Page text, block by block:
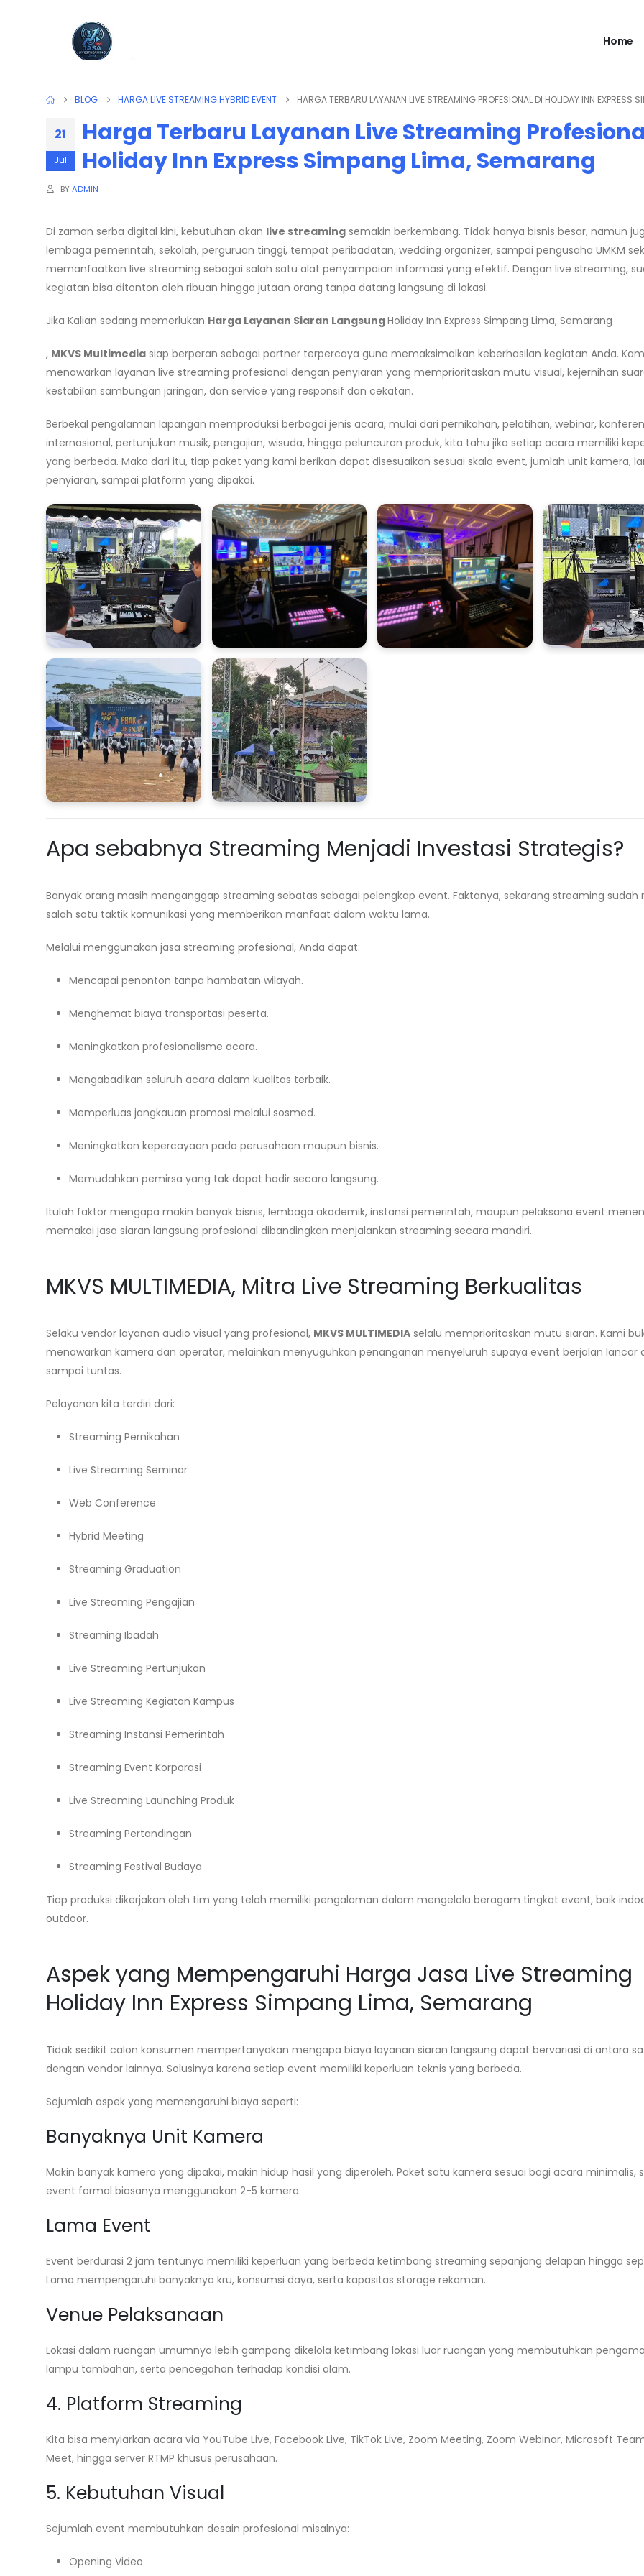
Home
BLOG HARGA LIVE STREAMING HYBRID EVENT HARGA TERBARU LAYANAN LIVE STREAMING PROFESIONAL DI HOLIDAY INN EXPRESS
21
Jul
Harga Terbaru Layanan Live Streaming
Holiday Inn Express Simpang Lima, Semarang
BYADMIN
Di zaman serba digital kini, kebutuhan akan live streaming semakin berkembang. Tidak hanya bisnis besar, namun
lembaga pemerintah, sekolah, perguruan tinggi, tempat peribadatan, wedding organizer, sampai pengusaha UMKM
memanfaatkan live streaming sebagai salah satu alat penyampaian informasi yang efektif. Dengan live streaming,
kegiatan bisa ditonton oleh ribuan hingga jutaan orang tanpa datang langsung di lokasi.
Jika Kalian sedang memerlukan Harga Layanan Siaran LangsungHoliday Inn Express Simpang Lima, Semarang
, MKVS Multimedia siap berperan sebagai partner terpercaya guna memaksimalkan keberhasilan kegiatan Anda.
menawarkan layanan live streaming profesional dengan penyiaran yang memprioritaskan mutu visual, kejernihan
kestabilan sambungan jaringan, dan service yang responsif dan cekatan.
Berbekal pengalaman lapangan memproduksi berbagai jenis acara, mulai dari pernikahan, pelatihan, webinar,
internasional, pertunjukan musik, pengajian, wisuda, hingga peluncuran produk, kita tahu jika setiap acara memiliki
yang berbeda. Maka dari itu, tiap paket yang kami berikan dapat disesuaikan sesuai skala event, jumlah unit kamera,
penyiaran, sampai platform yang dipakai.
Apa sebabnya Streaming Menjadi Investasi Strategis?
Banyak orang masih menganggap streaming sebatas sebagai pelengkap event. Faktanya, sekarang streaming sudah
salah satu taktik komunikasi yang memberikan manfaat dalam waktu lama.
Melalui menggunakan jasa streaming profesional, Anda dapat:
Mencapai penonton tanpa hambatan wilayah.
Menghemat biaya transportasi peserta.
Meningkatkan profesionalisme acara.
Mengabadikan seluruh acara dalam kualitas terbaik.
Memperluas jangkauan promosi melalui sosmed.
Meningkatkan kepercayaan pada perusahaan maupun bisnis.
Memudahkan pemirsa yang tak dapat hadir secara langsung.
Itulah faktor mengapa makin banyak bisnis, lembaga akademik, instansi pemerintah, maupun pelaksana event
memakai jasa siaran langsung profesional dibandingkan menjalankan streaming secara mandiri.
MKVS MULTIMEDIA, Mitra Live Streaming Berkualitas
Selaku vendor layanan audio visual yang profesional, MKVS MULTIMEDIA selalu memprioritaskan mutu siaran. Kami
menawarkan kamera dan operator, melainkan menyuguhkan penanganan menyeluruh supaya event berjalan lancar
sampai tuntas.
Pelayanan kita terdiri dari:
Streaming Pernikahan
Live Streaming Seminar
Web Conference
Hybrid Meeting
Streaming Graduation
Live Streaming Pengajian
Streaming Ibadah
Live Streaming Pertunjukan
Live Streaming Kegiatan Kampus
Streaming Instansi Pemerintah
Streaming Event Korporasi
Live Streaming Launching Produk
Streaming Pertandingan
Streaming Festival Budaya
Tiap produksi dikerjakan oleh tim yang telah memiliki pengalaman dalam mengelola beragam tingkat event, baik
outdoor.
Aspek yang Mempengaruhi Harga Jasa Live Streaming
Holiday Inn Express Simpang Lima, Semarang
Tidak sedikit calon konsumen mempertanyakan mengapa biaya layanan siaran langsung dapat bervariasi di antara
dengan vendor lainnya. Solusinya karena setiap event memiliki keperluan teknis yang berbeda.
Sejumlah aspek yang memengaruhi biaya seperti:
Banyaknya Unit Kamera
Makin banyak kamera yang dipakai, makin hidup hasil yang diperoleh. Paket satu kamera sesuai bagi acara minimalis,
event formal biasanya menggunakan 2-5 kamera.
Lama Event
Event berdurasi 2 jam tentunya memiliki keperluan yang berbeda ketimbang streaming sepanjang delapan hingga
Lama mempengaruhi banyaknya kru, konsumsi daya, serta kapasitas storage rekaman.
Venue Pelaksanaan
Lokasi dalam ruangan umumnya lebih gampang dikelola ketimbang lokasi luar ruangan yang membutuhkan
lampu tambahan, serta pencegahan terhadap kondisi alam.
4. Platform Streaming
Kita bisa menyiarkan acara via YouTube Live, Facebook Live, TikTok Live, Zoom Meeting, Zoom Webinar, Microsoft
Meet, hingga server RTMP khusus perusahaan.
5. Kebutuhan Visual
Sejumlah event membutuhkan desain profesional misalnya:
Opening Video